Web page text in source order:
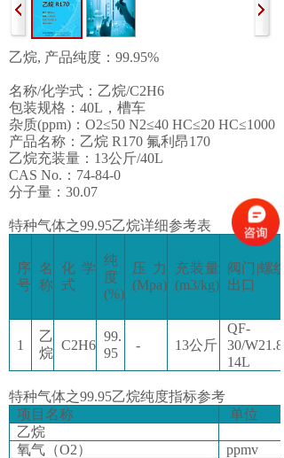
乙烷, 产品纯度：99.95%
名称/化学式：乙烷/C2H6
包装规格：40L，槽车
杂质(ppm)： O2≤50 N2≤40 HC≤20 HC≤1000
产品名称：乙烷 R170 氟利昂170
乙烷充装量：13公斤/40L
CAS No.：74-84-0
分子量：30.07
特种气体之99.95乙烷详细参考表
序
号
名
称
化学
式
纯
度
(%)
压力
(Mpa)
充装量
(m3/kg)
阀门|螺纹
出口
1
乙
烷
C2H6
99.
95
- 13公斤
QF-
30/W21.8-
14L
特种气体之99.95乙烷纯度指标参考
项目名称
单位
乙烷
氧气（O2）
ppmv